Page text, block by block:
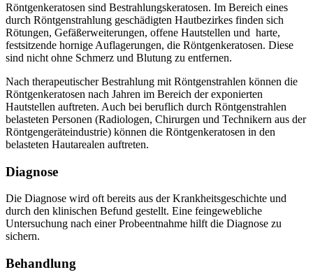
Röntgenkeratosen sind Bestrahlungskeratosen. Im Bereich eines
durch Röntgenstrahlung geschädigten Hautbezirkes finden sich
Rötungen, Gefäßerweiterungen, offene Hautstellen und harte,
festsitzende hornige Auflagerungen, die Röntgenkeratosen. Diese
sind nicht ohne Schmerz und Blutung zu entfernen.
Nach therapeutischer Bestrahlung mit Röntgenstrahlen können die
Röntgenkeratosen nach Jahren im Bereich der exponierten
Hautstellen auftreten. Auch bei beruflich durch Röntgenstrahlen
belasteten Personen (Radiologen, Chirurgen und Technikern aus der
Röntgengeräteindustrie) können die Röntgenkeratosen in den
belasteten Hautarealen auftreten.
Diagnose
Die Diagnose wird oft bereits aus der Krankheitsgeschichte und
durch den klinischen Befund gestellt. Eine feingewebliche
Untersuchung nach einer Probeentnahme hilft die Diagnose zu
sichern.
Behandlung